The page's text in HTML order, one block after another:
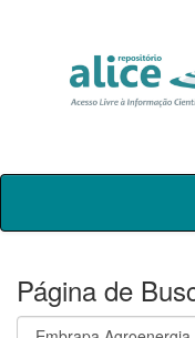
Skip
Página de